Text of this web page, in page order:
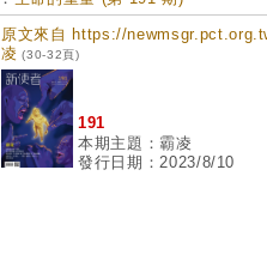
原文來自 https://
凌 (30-32頁)
191
本期主題：霸凌
發行日期：2023/8/10